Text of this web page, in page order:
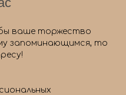
ваше торжество
запоминающимся, то